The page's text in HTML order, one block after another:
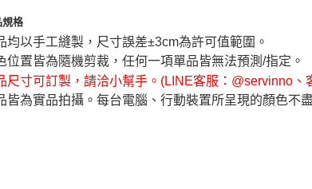
均以手工縫製，尺寸誤差±3cm為許可值範圍。
位置皆為隨機剪裁，任何一項單品皆無法預測/指定。
尺寸可訂製，請洽小幫手。(LINE客服：@servinno、
皆為實品拍攝。每台電腦、行動裝置所呈現的顏色不